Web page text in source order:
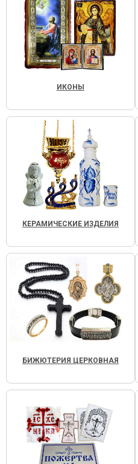
ИКОНЫ
КЕРАМИЧЕСКИЕ ИЗДЕЛИЯ
БИЖЮТЕРИЯ ЦЕРКОВНАЯ